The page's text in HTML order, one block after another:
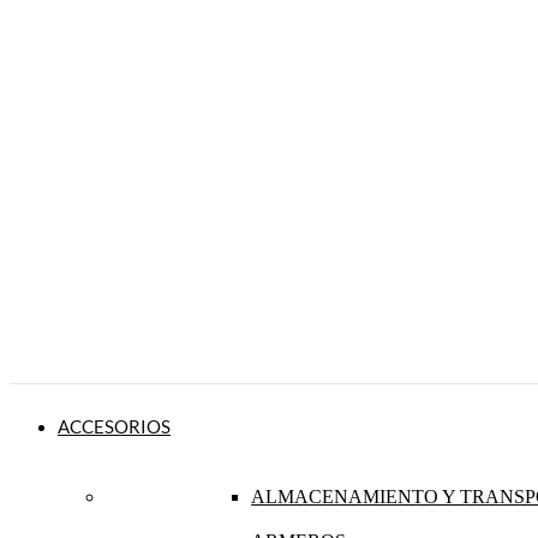
ACCESORIOS
ALMACENAMIENTO Y